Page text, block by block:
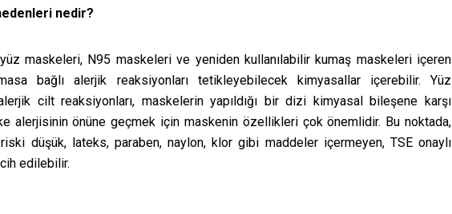
nedir?
maskeleri, N95 maskeleri ve yeniden kullanılabilir kumaş maskeleri içeren
bağlı alerjik reaksiyonları tetikleyebilecek kimyasallar içerebilir. Yüz
cilt reaksiyonları, maskelerin yapıldığı bir dizi kimyasal bileşene karşı
alerjisinin önüne geçmek için maskenin özellikleri çok önemlidir. Bu noktada,
düşük, lateks, paraben, naylon, klor gibi maddeler içermeyen, TSE onaylı
edilebilir.